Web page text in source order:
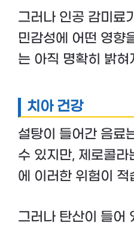
그러나 인공 감미료
민감성에 어떤 영향
는 아직 명확히 밝
치아 건강
설탕이 들어간 음료
수 있지만, 제로콜
에 이러한 위험이 적
그러나 탄산이 들어